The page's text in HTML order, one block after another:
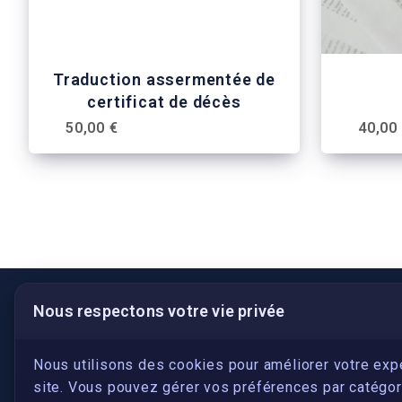
Traduction assermentée de
certificat de décès
50,00 € 40,00
Nous respectons votre vie privée
Nous utilisons des cookies pour améliorer votre
site. Vous pouvez gérer vos préférences par
LIENS UTILES
S'inscrire
Qui sommes-nous ?